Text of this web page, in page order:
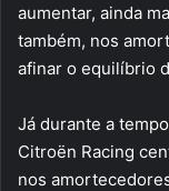
aumentar, ainda
também, nos
afinar o equilíbrio
Já durante a
Citroën Racing
nos